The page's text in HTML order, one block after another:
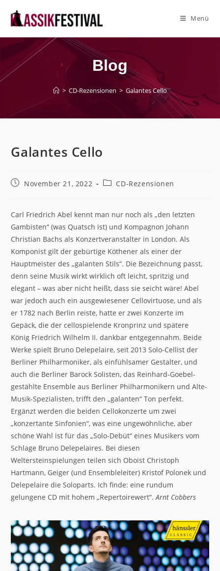
Inhalt
Menü
Blog
> CD-Rezensionen > Galantes Cello
Galantes Cello
BeitragNovember 21, 2022
Beitrags-
CD-Rezensionen
Carl Friedrich Abel kennt man nur noch als „den letzten
Gambisten“ (was Quatsch ist) und Kompagnon Johann
Christian Bachs als Konzertveranstalter in London. Als
Komponist gilt der gebürtige Köthener als einer der
Hauptmeister des „galanten Stils“. Die Bezeichnung passt,
denn seine Musik wirkt wirklich oft leicht, spritzig und
elegant – was aber nicht heißt, dass sie seicht wäre! Abel
war jedoch auch ein ausgewiesener Cellovirtuose, und als
er 1782 nach Berlin reiste, hatte er zwei Konzerte im
Gepäck, die der cellospielende Kronprinz und spätere
König Friedrich Wilhelm II. dankbar entgegennahm. Beide
Werke spielt Bruno Delepelaire, seit 2013 Solo-Cellist der
Berliner Philharmoniker, als einfühlsamer Gestalter, und
auch die Berliner Barock Solisten, das Reinhard-Goebel-
gestählte Ensemble aus Berliner Philharmonikern und Alte-
Musik-Spezialisten, trifft den „galanten“ Ton perfekt.
Ergänzt werden die beiden Cellokonzerte um zwei
„konzertante Sinfonien“, was eine ungewöhnliche, aber
schöne Wahl ist für das „Solo-Debüt“ eines Musikers vom
Schlage Bruno Delepelaires. Bei diesen
Weltersteinspielungen teilen sich Oboist Christoph
Hartmann, Geiger (und Ensembleleiter) Kristof Polonek und
Delepelaire die Soloparts. Ich finde: eine rundum
gelungene CD mit hohem „Repertoirewert“.Arnt Cobbers